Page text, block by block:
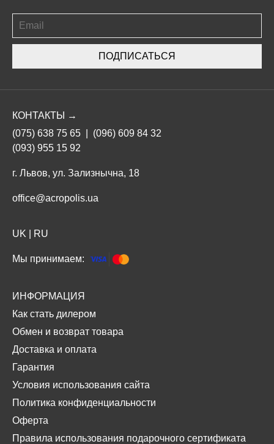
ПОДПИСАТЬСЯ
КОНТАКТЫ →
(075) 638 75 65
(096) 609 84 32
(093) 955 15 92
г. Львов, ул. Зализнычна, 18
office@acropolis.ua
UK RU
Мы принимаем:
ИНФОРМАЦИЯ
Как стать дилером
Обмен и возврат товара
Доставка и оплата
Гарантия
Условия использования сайта
Политика конфиденциальности
Оферта
Правила использования подарочного сертификата